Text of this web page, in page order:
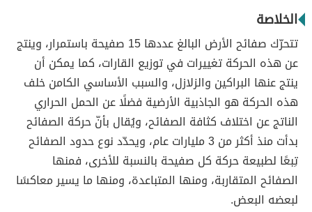
الخلاصة
تتحرّك صفائح الأرض البالغ عددها 15 صفيحة باستمرار، وينتج
عن هذه الحركة تغييرات في توزيع القارات، كما يمكن أن
ينتج عنها البراكين والزلازل، والسبب الأساسي الكامن خلف
هذه الحركة هو الجاذبية الأرضية فضلًا عن الحمل الحراري
الناتج عن اختلاف كثافة الصفائح، ويُقال بأنّ حركة الصفائح
بدأت منذ أكثر من 3 مليارات عام، ويحدّد نوع حدود الصفائح
تِبعًا لطبيعة حركة كل صفيحة بالنسبة للأخرى، فمنها
الصفائح المتقاربة، ومنها المتباعدة، ومنها ما يسير معاكسًا
لبعضه البعض.